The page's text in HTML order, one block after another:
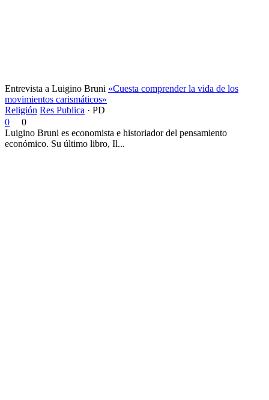
Entrevista a Luigino Bruni «Cuesta comprender la vida de los
movimientos carismáticos»
Religión Res Publica · PD
0
0
Luigino Bruni es economista e historiador del pensamiento
económico. Su último libro, Il...